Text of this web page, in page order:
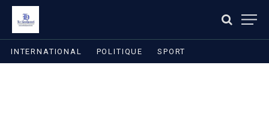
INTERNATIONAL POLITIQUE SPORT